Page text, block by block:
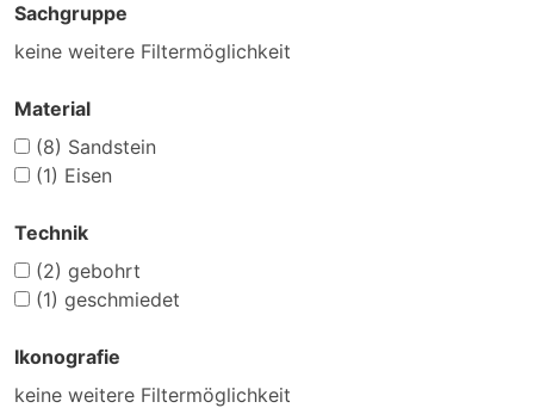
Sachgruppe
keine weitere Filtermöglichkeit
Material
(8) Sandstein
(1) Eisen
Technik
(2) gebohrt
(1) geschmiedet
Ikonografie
keine weitere Filtermöglichkeit